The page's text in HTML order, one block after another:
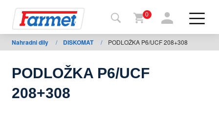
Späť
na
shop
0
Nahradni dily / DISKOMAT / PODLOŽKA P6/UCF 208+308
PODLOŽKA P6/UCF
208+308